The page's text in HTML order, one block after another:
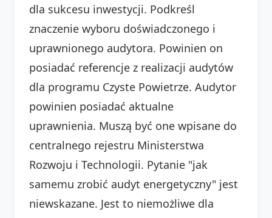
dla sukcesu inwestycji. Podkreśl
znaczenie wyboru doświadczonego i
uprawnionego audytora. Powinien on
posiadać referencje z realizacji audytów
dla programu Czyste Powietrze. Audytor
powinien posiadać aktualne
uprawnienia. Muszą być one wpisane do
centralnego rejestru Ministerstwa
Rozwoju i Technologii. Pytanie "jak
samemu zrobić audyt energetyczny" jest
niewskazane. Jest to niemożliwe dla